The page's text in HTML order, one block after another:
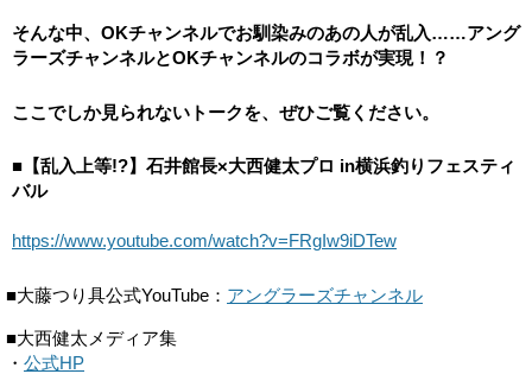
そんな中、OKチャンネルでお馴染みのあの人が乱入……アング
ラーズチャンネルとOKチャンネルのコラボが実現！？
ここでしか見られないトークを、ぜひご覧ください。
■【乱入上等!?】石井館長×大西健太プロ in横浜釣りフェスティ
バル
https://www.youtube.com/watch?v=FRgIw9iDTew
■大藤つり具公式YouTube： アングラーズチャンネル
■大西健太メディア集
・ 公式HP